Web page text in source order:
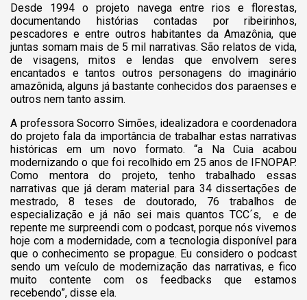
Desde 1994 o projeto navega entre rios e florestas,
documentando histórias contadas por ribeirinhos,
pescadores e entre outros habitantes da Amazônia, que
juntas somam mais de 5 mil narrativas. São relatos de vida,
de visagens, mitos e lendas que envolvem seres
encantados e tantos outros personagens do imaginário
amazônida, alguns já bastante conhecidos dos paraenses e
outros nem tanto assim.
A professora Socorro Simões, idealizadora e coordenadora
do projeto fala da importância de trabalhar estas narrativas
históricas em um novo formato. “a Na Cuia acabou
modernizando o que foi recolhido em 25 anos de IFNOPAP.
Como mentora do projeto, tenho trabalhado essas
narrativas que já deram material para 34 dissertações de
mestrado, 8 teses de doutorado, 76 trabalhos de
especialização e já não sei mais quantos TCC´s, e de
repente me surpreendi com o podcast, porque nós vivemos
hoje com a modernidade, com a tecnologia disponível para
que o conhecimento se propague. Eu considero o podcast
sendo um veículo de modernização das narrativas, e fico
muito contente com os feedbacks que estamos
recebendo”, disse ela.